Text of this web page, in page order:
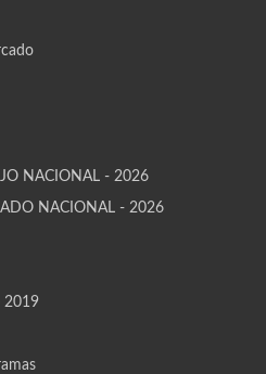
NACIONAL - 2026
NACIONAL - 2026
2019